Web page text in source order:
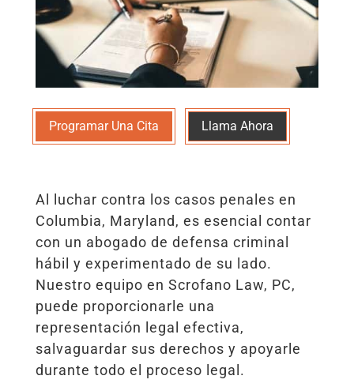
Programar Una Cita Llama Ahora
Al luchar contra los casos penales en
Columbia, Maryland, es esencial contar
con un abogado de defensa criminal
hábil y experimentado de su lado.
Nuestro equipo en Scrofano Law, PC,
puede proporcionarle una
representación legal efectiva,
salvaguardar sus derechos y apoyarle
durante todo el proceso legal.